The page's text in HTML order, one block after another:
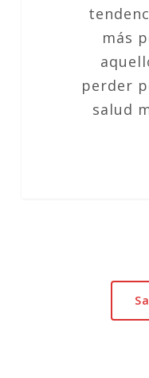
más
perder
salud